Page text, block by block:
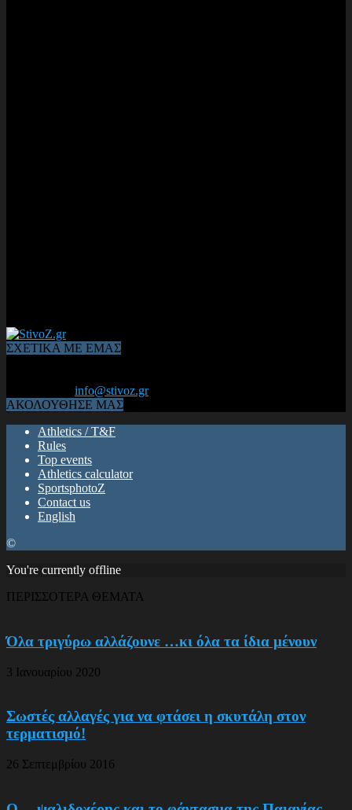
ΣΧΕΤΙΚΑ ΜΕ ΕΜΑΣ
info@stivoz.gr
ΑΚΟΛΟΥΘΗΣΕ ΜΑΣ
Athletics / T&F
Rules
Top events
Athletics calculator
SportsphotoZ
Contact us
English
©
You're currently offline
ΠΕΡΙΣΣΟΤΕΡΑ ΘΕΜΑΤΑ
Όλα τριγύρω αλλάζουνε …κι όλα τα ίδια μένουν
3 Ιανουαρίου 2020
Σωστές αλλαγές για να φτάσει η σκυτάλη στον
τερματισμό!
26 Σεπτεμβρίου 2016